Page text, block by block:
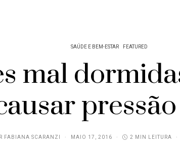
SAÚDE E BEM-ESTAR FEATURED
mal
FABIANA SCARANZI MAIO 17, 2016 2 MIN LEITURA